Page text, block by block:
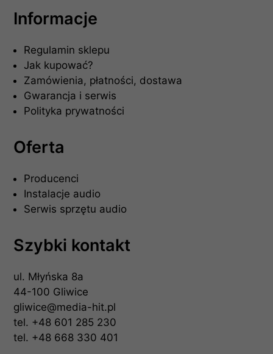
Informacje
Regulamin sklepu
Jak kupować?
Zamówienia, płatności, dostawa
Gwarancja i serwis
Polityka prywatności
Oferta
Producenci
Instalacje audio
Serwis sprzętu audio
Szybki kontakt
ul. Młyńska 8a
44-100 Gliwice
gliwice@media-hit.pl
tel. +48 601 285 230
tel. +48 668 330 401